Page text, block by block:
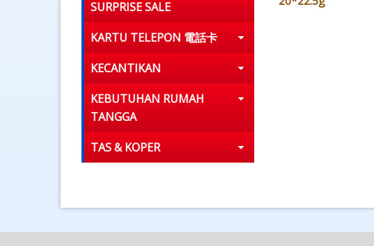
SURPRISE SALE
KARTU TELEPON 電話卡
KECANTIKAN
KEBUTUHAN RUMAH
TANGGA
TAS & KOPER